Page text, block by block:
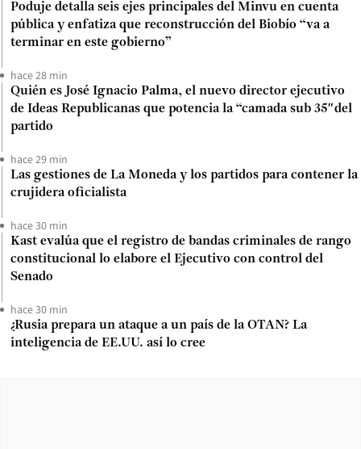
Poduje detalla seis ejes principales del Minvu en cuenta
pública y enfatiza que reconstrucción del Biobío “va a
terminar en este gobierno”
hace 28 min
Quién es José Ignacio Palma, el nuevo director ejecutivo
de Ideas Republicanas que potencia la “camada sub 35″del
partido
hace 29 min
Las gestiones de La Moneda y los partidos para contener la
crujidera oficialista
hace 30 min
Kast evalúa que el registro de bandas criminales de rango
constitucional lo elabore el Ejecutivo con control del
Senado
hace 30 min
¿Rusia prepara un ataque a un país de la OTAN? La
inteligencia de EE.UU. así lo cree